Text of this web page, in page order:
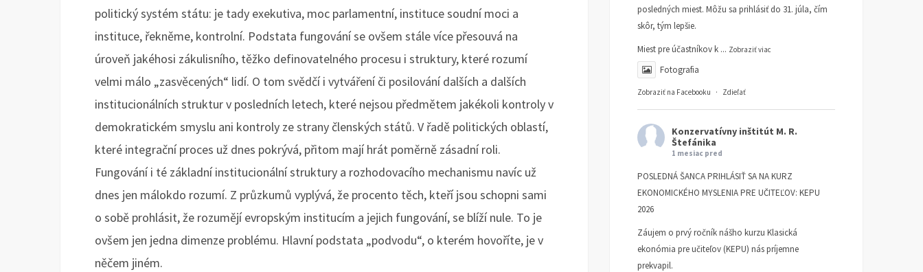
politický systém státu: je tady exekutiva, moc parlamentní, instituce soudní moci a
instituce, řekněme, kontrolní. Podstata fungování se ovšem stále více přesouvá na
úroveň jakéhosi zákulisního, těžko definovatelného procesu i struktury, které rozumí
velmi málo „zasvěcených“ lidí. O tom svědčí i vytváření či posilování dalších a dalších
institucionálních struktur v posledních letech, které nejsou předmětem jakékoli kontroly v
demokratickém smyslu ani kontroly ze strany členských států. V řadě politických oblastí,
které integrační proces už dnes pokrývá, přitom mají hrát poměrně zásadní roli.
Fungování i té základní institucionální struktury a rozhodovacího mechanismu navíc už
dnes jen málokdo rozumí. Z průzkumů vyplývá, že procento těch, kteří jsou schopni sami
o sobě prohlásit, že rozumějí evropským institucím a jejich fungování, se blíží nule. To je
ovšem jen jedna dimenze problému. Hlavní podstata „podvodu“, o kterém hovoříte, je v
něčem jiném.
posledných miest. Môžu sa prihlásiť do 31. júla, čím
skôr, tým lepšie.
Miest pre účastníkov k ... Zobraziť viac
Fotografia
Zobraziť na Facebooku · Zdieľať
Konzervatívny inštitút M. R.
Štefánika
1 mesiac pred
POSLEDNÁ ŠANCA PRIHLÁSIŤ SA NA KURZ
EKONOMICKÉHO MYSLENIA PRE UČITEĽOV: KEPU
2026
Záujem o prvý ročník nášho kurzu Klasická
ekonómia pre učiteľov (KEPU) nás príjemne
prekvapil.